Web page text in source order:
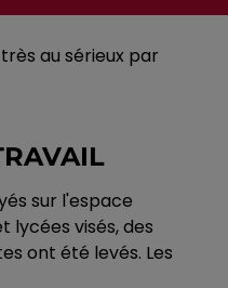
au sérieux par
sur l'espace
lycées visés, des
ont été levés. Les